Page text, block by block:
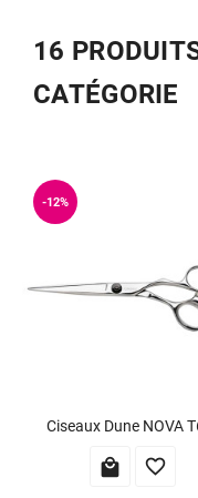
16
CATÉGORIE
-12%
Ciseaux Dune NOVA
 